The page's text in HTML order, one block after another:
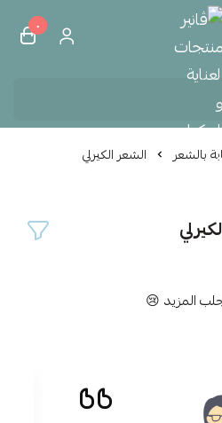
ڤانير منتجات العناية و
٠
بالشعر الشعر الكيرلي
المزيد 😢